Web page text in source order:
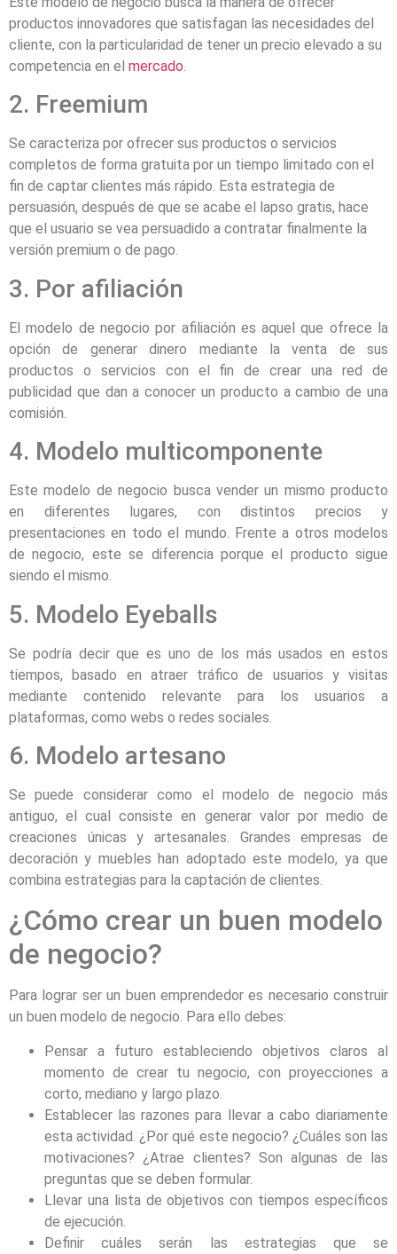
productos innovadores que satisfagan las necesidades del
cliente, con la particularidad de tener un precio elevado a su
competencia en el mercado.
2. Freemium
Se caracteriza por ofrecer sus productos o servicios
completos de forma gratuita por un tiempo limitado con el
fin de captar clientes más rápido. Esta estrategia de
persuasión, después de que se acabe el lapso gratis, hace
que el usuario se vea persuadido a contratar finalmente la
versión premium o de pago.
3. Por afiliación
El modelo de negocio por afiliación es aquel que ofrece la
opción de generar dinero mediante la venta de sus
productos o servicios con el fin de crear una red de
publicidad que dan a conocer un producto a cambio de una
comisión.
4. Modelo multicomponente
Este modelo de negocio busca vender un mismo producto
en diferentes lugares, con distintos precios y
presentaciones en todo el mundo. Frente a otros modelos
de negocio, este se diferencia porque el producto sigue
siendo el mismo.
5. Modelo Eyeballs
Se podría decir que es uno de los más usados en estos
tiempos, basado en atraer tráfico de usuarios y visitas
mediante contenido relevante para los usuarios a
plataformas, como webs o redes sociales.
6. Modelo artesano
Se puede considerar como el modelo de negocio más
antiguo, el cual consiste en generar valor por medio de
creaciones únicas y artesanales. Grandes empresas de
decoración y muebles han adoptado este modelo, ya que
combina estrategias para la captación de clientes.
¿Cómo crear un buen modelo
de negocio?
Para lograr ser un buen emprendedor es necesario construir
un buen modelo de negocio. Para ello debes:
Pensar a futuro estableciendo objetivos claros al
momento de crear tu negocio, con proyecciones a
corto, mediano y largo plazo.
Establecer las razones para llevar a cabo diariamente
esta actividad. ¿Por qué este negocio? ¿Cuáles son las
motivaciones? ¿Atrae clientes? Son algunas de las
preguntas que se deben formular.
Llevar una lista de objetivos con tiempos específicos
de ejecución.
Definir cuáles serán las estrategias que se